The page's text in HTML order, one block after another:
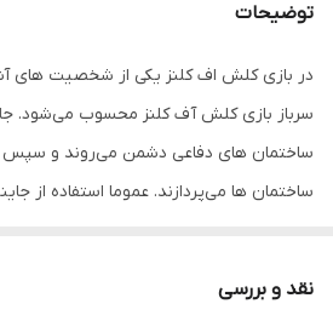
اصالت کالا اصل
توضیحات
در بازی کلش اف کلنز یکی از شخصیت های
سرباز بازی کلش آف کلنز محسوب می‌شود.
ساختمان های دفاعی دشمن می‌روند و سپس
ساختمان ها می‌پردازند. عموما استفاده از
با هدیه دادن یک فلش مموری جاینت به
نقد و بررسی